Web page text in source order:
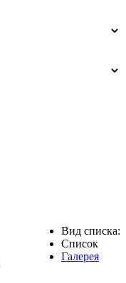
Вид списка:
Список
Галерея